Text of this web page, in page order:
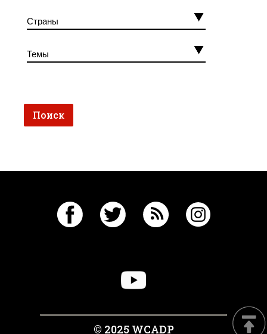
© 2025 WCADP